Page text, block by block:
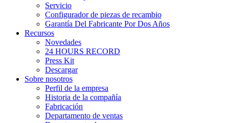
Servicio
Configurador de piezas de recambio
Garantía Del Fabricante Por Dos Años
Recursos
Novedades
24 HOURS RECORD
Press Kit
Descargar
Sobre nosotros
Perfil de la empresa
Historia de la compañía
Fabricación
Departamento de ventas